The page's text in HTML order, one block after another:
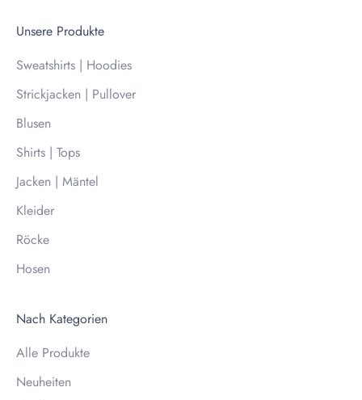
Unsere Produkte
Sweatshirts | Hoodies
Strickjacken | Pullover
Blusen
Shirts | Tops
Jacken | Mäntel
Kleider
Röcke
Hosen
Nach Kategorien
Alle Produkte
Neuheiten